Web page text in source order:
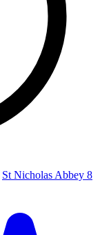
St Nicholas Abbey 8